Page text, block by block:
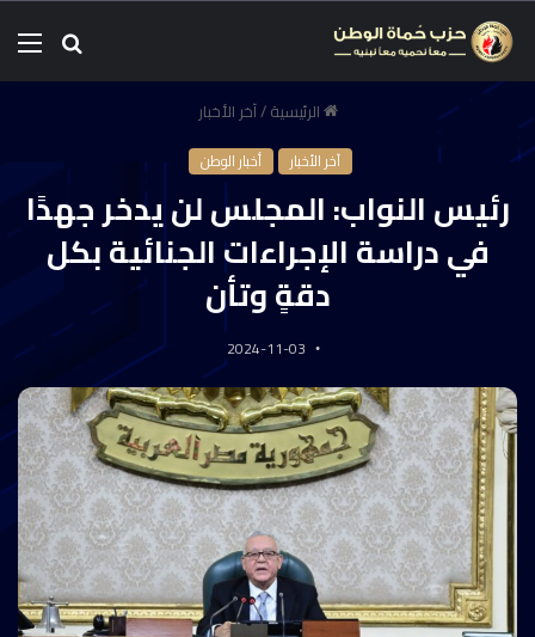
الرئيسية/آخر الأخبار
آخر الأخبار أخبار الوطن
رئيس النواب: المجلس لن يدخر جهدًا
في دراسة الإجراءات الجنائية بكل
دقةٍ وتأن
2024-11-03